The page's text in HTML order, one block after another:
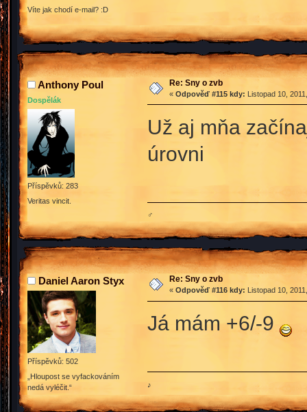
Víte jak chodí e-mail? :D
Anthony Poul
Dospělák
Příspěvků: 283
Veritas vincit.
Re: Sny o zvb
« Odpověď #115 kdy: Listopad 10,
Už aj mňa
úrovni
♂
Daniel Aaron Styx
Příspěvků: 502
„Hloupost se vyfackováním
nedá vyléčit.“
Re: Sny o zvb
« Odpověď #116 kdy: Listopad 10,
Já mám +6/-9
♪